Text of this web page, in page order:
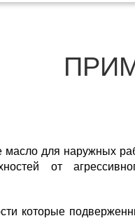
для наружных
от
которые